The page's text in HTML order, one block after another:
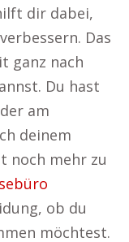
dir dabei,
Das
ganz nach
Du hast
am
deinem
noch mehr zu
ob du
möchtest.